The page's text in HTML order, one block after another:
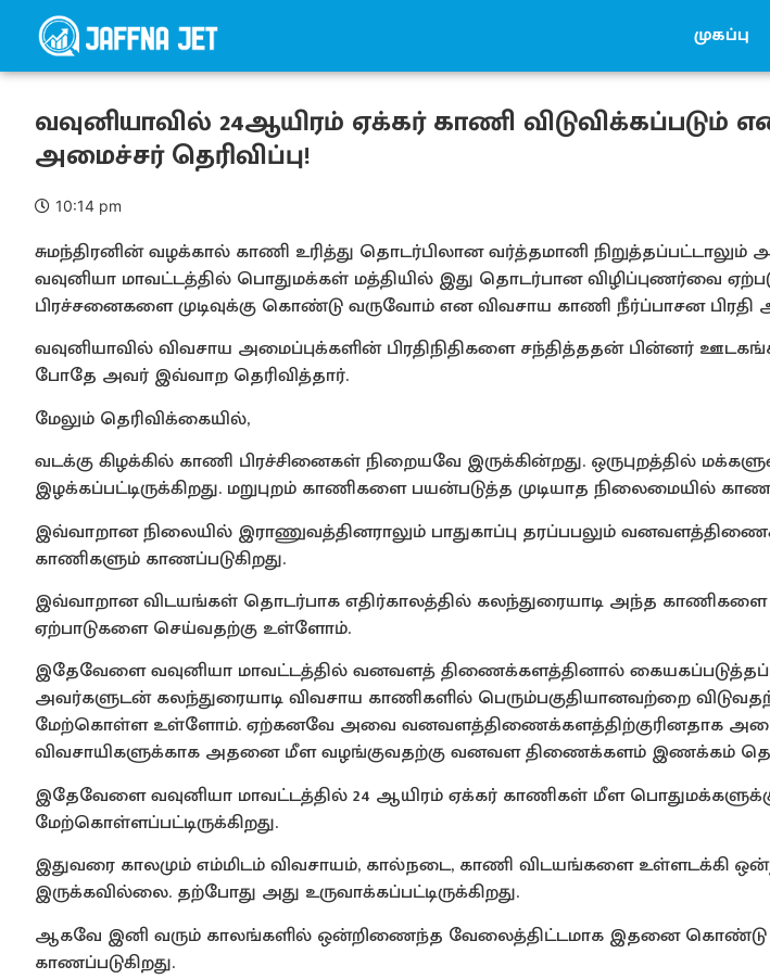
முகப்பு
வவுனியாவில் 24ஆயிரம் ஏக்கர் காணி விடுவிக்கப்படும்
அமைச்சர் தெரிவிப்பு!
10:14 pm
சுமந்திரனின் வழக்கால் காணி உரித்து தொடர்பிலான வர்த்தமானி
வவுனியா மாவட்டத்தில் பொதுமக்கள் மத்தியில் இது தொடர்பான விழிப்புணர்வை
பிரச்சனைகளை முடிவுக்கு கொண்டு வருவோம் என விவசாய காணி நீர்ப்பாசன பிரதி
வவுனியாவில் விவசாய அமைப்புக்களின் பிரதிநிதிகளை சந்தித்ததன் பின்னர்
போதே அவர் இவ்வாற தெரிவித்தார்.
மேலும் தெரிவிக்கையில்,
வடக்கு கிழக்கில் காணி பிரச்சினைகள் நிறையவே இருக்கின்றது. ஒருபுறத்தில்
இழக்கப்பட்டிருக்கிறது. மறுபுறம் காணிகளை பயன்படுத்த முடியாத நிலைமையில்
இவ்வாறான நிலையில் இராணுவத்தினராலும் பாதுகாப்பு தரப்பபலும்
காணிகளும் காணப்படுகிறது.
இவ்வாறான விடயங்கள் தொடர்பாக எதிர்காலத்தில் கலந்துரையாடி அந்த
ஏற்பாடுகளை செய்வதற்கு உள்ளோம்.
இதேவேளை வவுனியா மாவட்டத்தில் வனவளத் திணைக்களத்தினால்
அவர்களுடன் கலந்துரையாடி விவசாய காணிகளில் பெரும்பகுதியானவற்றை
மேற்கொள்ள உள்ளோம். ஏற்கனவே அவை வனவளத்திணைக்களத்திற்குரினதாக
விவசாயிகளுக்காக அதனை மீள வழங்குவதற்கு வனவள திணைக்களம் இணக்கம்
இதேவேளை வவுனியா மாவட்டத்தில் 24 ஆயிரம் ஏக்கர் காணிகள் மீள
மேற்கொள்ளப்பட்டிருக்கிறது.
இதுவரை காலமும் எம்மிடம் விவசாயம், கால்நடை, காணி விடயங்களை உள்ளடக்கி
இருக்கவில்லை. தற்போது அது உருவாக்கப்பட்டிருக்கிறது.
ஆகவே இனி வரும் காலங்களில் ஒன்றிணைந்த வேலைத்திட்டமாக இதனை கொண்டு
காணப்படுகிறது.